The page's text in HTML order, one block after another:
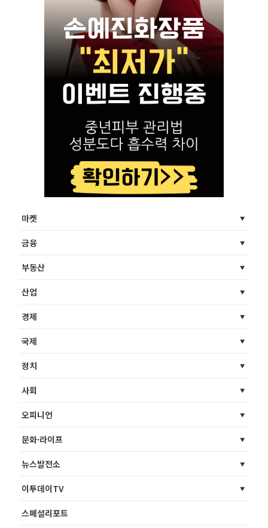
마켓
금융
부동산
산업
경제
국제
정치
사회
오피니언
문화·라이프
뉴스발전소
이투데이TV
스페셜리포트